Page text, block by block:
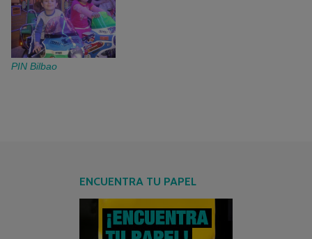
PIN Bilbao
ENCUENTRA TU PAPEL